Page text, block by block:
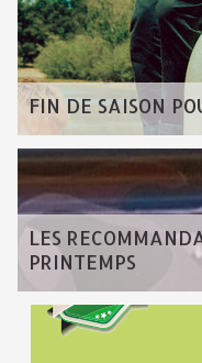
FIN DE SAISON
LES
PRINTEMPS